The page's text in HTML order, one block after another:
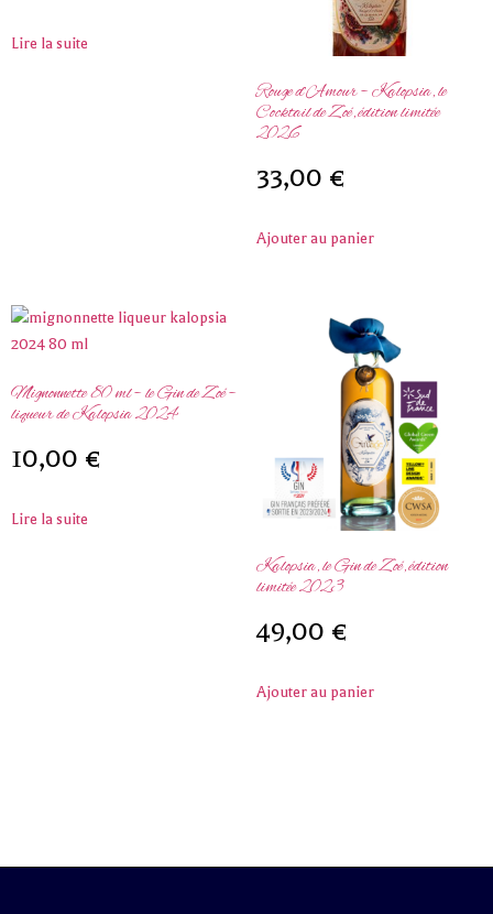
Lire la suite
Rouge d’Amour – Kalopsia, le
Cocktail de Zoé, édition limitée
2026
33,00 €
Ajouter au panier
Mignonnette 80 ml – le Gin de Zoé –
liqueur de Kalopsia 2024
10,00 €
Lire la suite
Kalopsia, le Gin de Zoé, édition
limitée 2023
49,00 €
Ajouter au panier